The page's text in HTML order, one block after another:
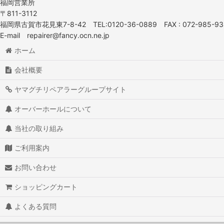
福岡営業所
〒811-3112
福岡県古賀市花見東7-8-42 TEL:0120-36-0889 FAX : 072-985-
E-mail repairer@fancy.ocn.ne.jp
ホーム
会社概要
ヤマグチリペアラーグループサイト
オーバーホールについて
当社の取り組み
ご利用案内
お問い合わせ
ショッピングカート
よくある質問